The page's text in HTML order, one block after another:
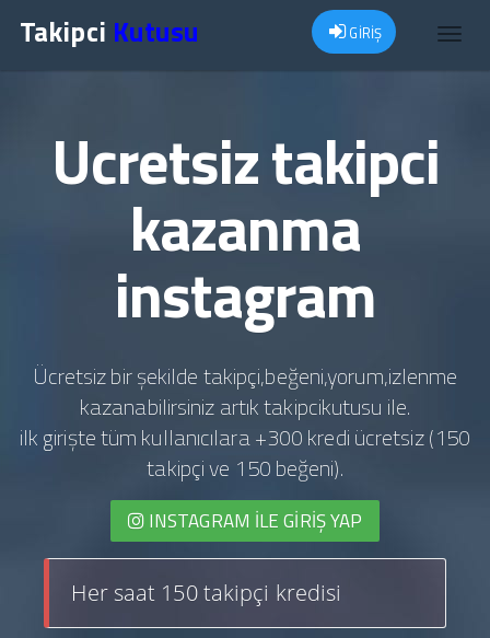
Takipci Kutusu GİRİŞ
Ucretsiz takipci
kazanma
instagram
Ücretsiz bir şekilde takipçi,beğeni,yorum,izlenme
kazanabilirsiniz artık takipcikutusu ile.
ilk girişte tüm kullanıcılara +300 kredi ücretsiz (150
takipçi ve 150 beğeni).
INSTAGRAM İLE GIRIŞ YAP
Her saat 150 takipçi kredisi